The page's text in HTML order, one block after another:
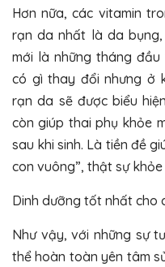
Hơn nữa, các vitamin
rạn da nhất là da
mới là những tháng
có gì thay đổi nhưng ở
rạn da sẽ được biểu
còn giúp thai phụ khỏe
sau khi sinh. Là tiền đề
con vuông”, thật sự
Dinh dưỡng tốt nhất cho
Như vậy, với những sự
thể hoàn toàn yên tâm